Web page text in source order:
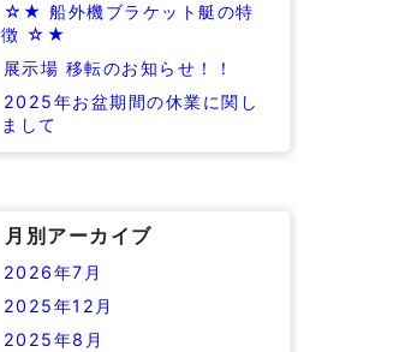
☆★ 船外機ブラケット艇の特
徴 ☆★
展示場 移転のお知らせ！！
2025年お盆期間の休業に関し
まして
月別アーカイブ
2026年7月
2025年12月
2025年8月